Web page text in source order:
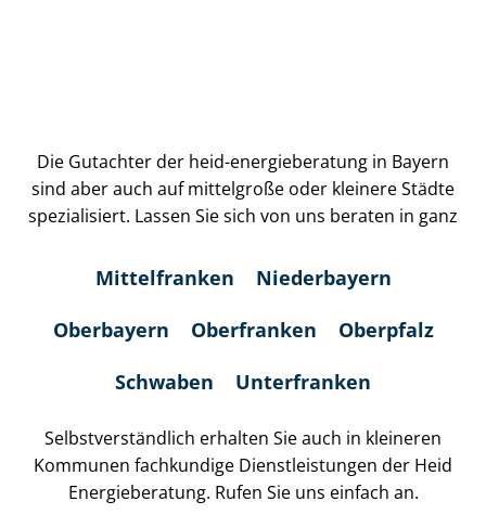
Die Gutachter der heid-energieberatung in Bayern
sind aber auch auf mittelgroße oder kleinere Städte
spezialisiert. Lassen Sie sich von uns beraten in ganz
Mittelfranken
Niederbayern
Oberbayern
Oberfranken
Oberpfalz
Schwaben
Unterfranken
Selbst­ver­ständ­lich erhalten Sie auch in kleineren
Kommunen fachkundige Dienst­leis­tun­gen der Heid
Energieberatung. Rufen Sie uns einfach an.